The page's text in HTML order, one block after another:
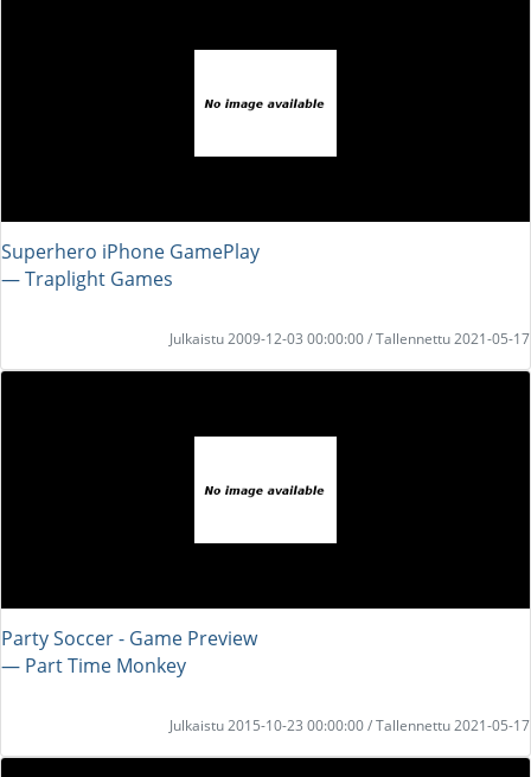
Superhero iPhone GamePlay
― Traplight Games
Julkaistu 2009-12-03 00:00:00 / Tallennettu 2021-05-17
Party Soccer - Game Preview
― Part Time Monkey
Julkaistu 2015-10-23 00:00:00 / Tallennettu 2021-05-17